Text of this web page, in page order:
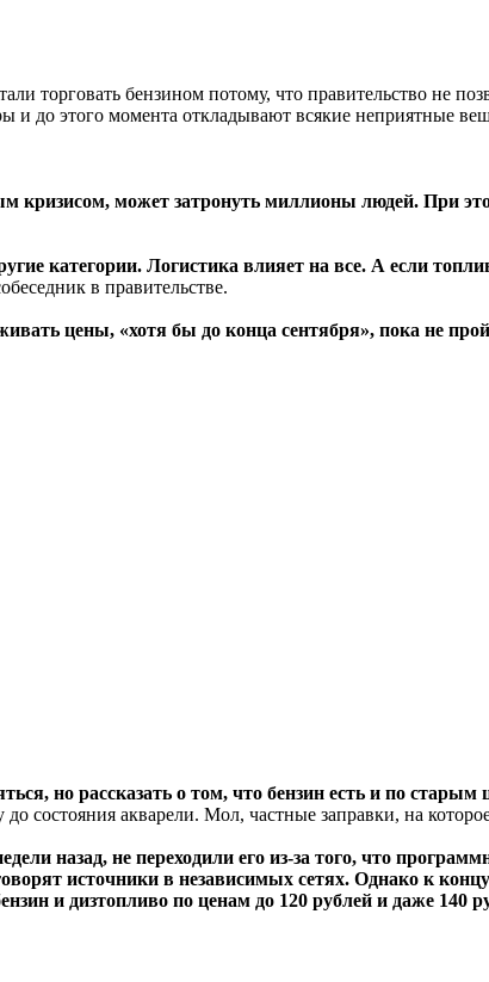
торговать бензином потому, что правительство не
и до этого момента откладывают всякие неприятные
кризисом, может затронуть миллионы людей. При
категории. Логистика влияет на все. А если
в правительстве.
цены, «хотя бы до конца сентября», пока не
но рассказать о том, что бензин есть и по
состояния акварели. Мол, частные заправки, на
назад, не переходили его из-за того, что
источники в независимых сетях. Однако к
и дизтопливо по ценам до 120 рублей и даже 140